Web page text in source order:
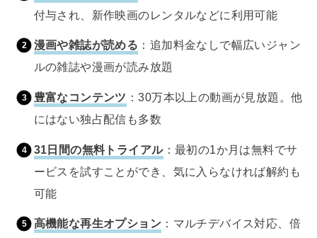
付与され、新作映画のレンタルなどに利用可能
漫画や雑誌が読める ：追加料金なしで幅広いジャン
ルの雑誌や漫画が読み放題
豊富なコンテンツ ：30万本以上の動画が見放題。他
にはない独占配信も多数
31日間の無料トライアル：最初の1か月は無料でサ
ービスを試すことができ、気に入らなければ解約も
可能
高機能な再生オプション ：マルチデバイス対応、倍